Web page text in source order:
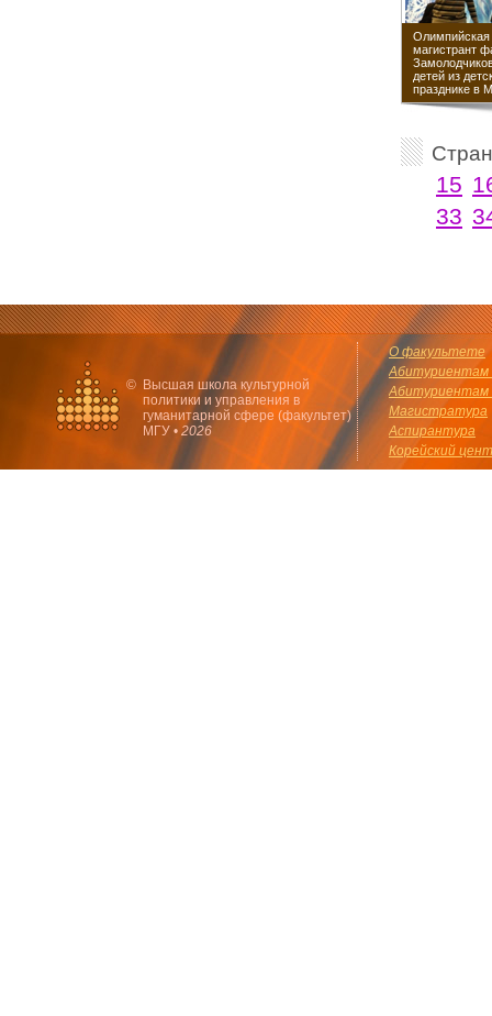
Олимпийская
магистрант
детей из
празднике в
15
33
© Высшая школа культурной
политики и управления в
гуманитарной сфере (факультет)
МГУ • 2026
О факультете
Абитуриентам
Абитуриентам
Магистратура
Аспирантура
Корейский